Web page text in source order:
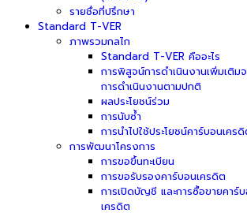
รายชื่อที่ปรึกษา
Standard T-VER
ภาพรวมกลไก
Standard T-VER คืออะไร
การพิสูจน์การดำเนินงานเพิ่มเติม
การดำเนินงานตามปกติ
ผลประโยชน์ร่วม
การนับซ้ำ
การนำไปใช้ประโยชน์คาร์บอนเคร
การพัฒนาโครงการ
การขอขึ้นทะเบียน
การขอรับรองคาร์บอนเครดิต
การเปิดบัญชี และการซื้อขายคาร์
เครดิต